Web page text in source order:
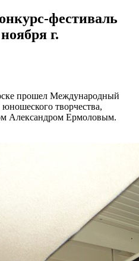
фестиваль
г.
прошел Международный
творчества,
Александром Ермоловым.